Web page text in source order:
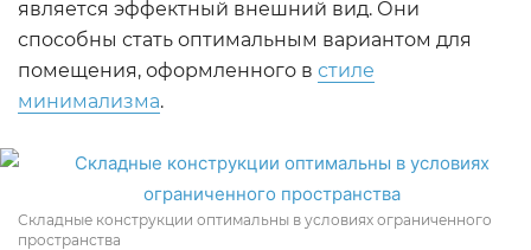
является эффектный внешний вид. Они
способны стать оптимальным вариантом для
помещения, оформленного в стиле
минимализма.
Складные конструкции оптимальны в условиях ограниченного
пространства